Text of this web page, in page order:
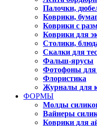
Палочки,
Коврики,
Коврики с
Коврики для
Столики,
Скалки для
Фальш-ярусы
Фотофоны
Флористика
Журналы для
ФОРМЫ
Молды
Вайнеры
Коврики для